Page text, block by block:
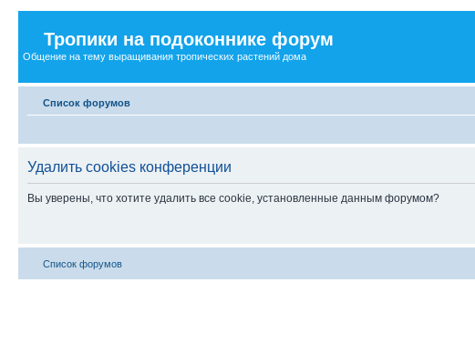
Тропики на подоконнике форум
Общение на тему выращивания тропических растений дома
Список форумов
Удалить cookies конференции
Вы уверены, что хотите удалить все cookie, установленные данным форумом?
Список форумов